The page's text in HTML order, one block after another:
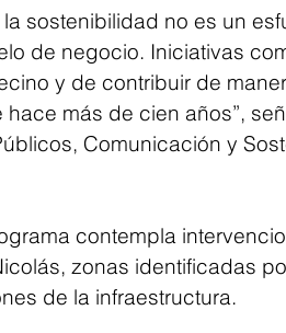
sostenibilidad no es un
de negocio. Iniciativas
y de contribuir de
más de cien años”,
Comunicación y
contempla
zonas identificadas
de la infraestructura.